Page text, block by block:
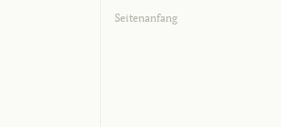
Seitenanfang